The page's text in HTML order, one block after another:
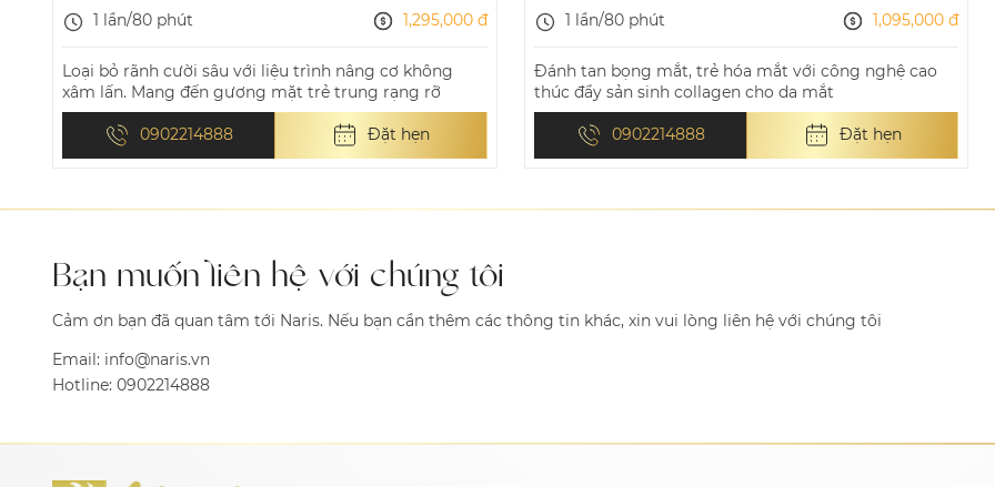
1 lần/80 phút
1,295,000 đ
Loại bỏ rãnh cười sâu với liệu trình nâng cơ không
xâm lấn. Mang đến gương mặt trẻ trung rạng rỡ
0902214888 Đặt hẹn
1 lần/80 phút
1,095,000 đ
Đánh tan bọng mắt, trẻ hóa mắt với công nghệ cao
thúc đẩy sản sinh collagen cho da mắt
0902214888 Đặt hẹn
Bạn muốn liên hệ với chúng tôi
Cảm ơn bạn đã quan tâm tới Naris. Nếu bạn cần thêm các thông tin khác, xin vui lòng liên hệ với chúng tôi
Email: info@naris.vn
Hotline: 0902214888